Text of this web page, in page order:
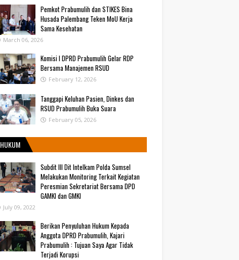
Pemkot Prabumulih dan STIKES Bina
Husada Palembang Teken MoU Kerja
Sama Kesehatan
March 06, 2026
Komisi I DPRD Prabumulih Gelar RDP
Bersama Manajemen RSUD
February 12, 2026
Tanggapi Keluhan Pasien, Dinkes dan
RSUD Prabumulih Buka Suara
February 05, 2026
HUKUM
Subdit III Dit Intelkam Polda Sumsel
Melakukan Monitoring Terkait Kegiatan
Peresmian Sekretariat Bersama DPD
GAMKI dan GMKI
July 09, 2022
Berikan Penyuluhan Hukum Kepada
Anggota DPRD Prabumulih, Kajari
Prabumulih : Tujuan Saya Agar Tidak
Terjadi Korupsi